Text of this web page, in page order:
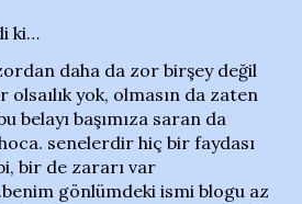
ki…
daha da zor birşey değil
olsaılık yok, olmasın da zaten
belayı başımıza saran da
senelerdir hiç bir faydası
bir de zararı var
gönlümdeki ismi blogu az